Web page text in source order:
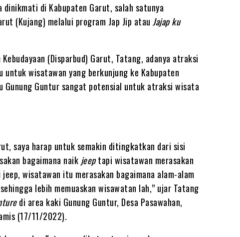
di Kabupaten Garut, salah satunya
(Kujang) melalui program Jap Jip atau Jajap ku
(Disparbud) Garut, Tatang, adanya atraksi
wisatawan yang berkunjung ke Kabupaten
Guntur sangat potensial untuk atraksi wisata
saya harap untuk semakin ditingkatkan dari sisi
bagaimana naik jeeptapi wisatawan merasakan
wisatawan itu merasakan bagaimana alam-alam
lebih memuaskan wisawatan lah,” ujar Tatang
di area kaki Gunung Guntur, Desa Pasawahan,
(17/11/2022).